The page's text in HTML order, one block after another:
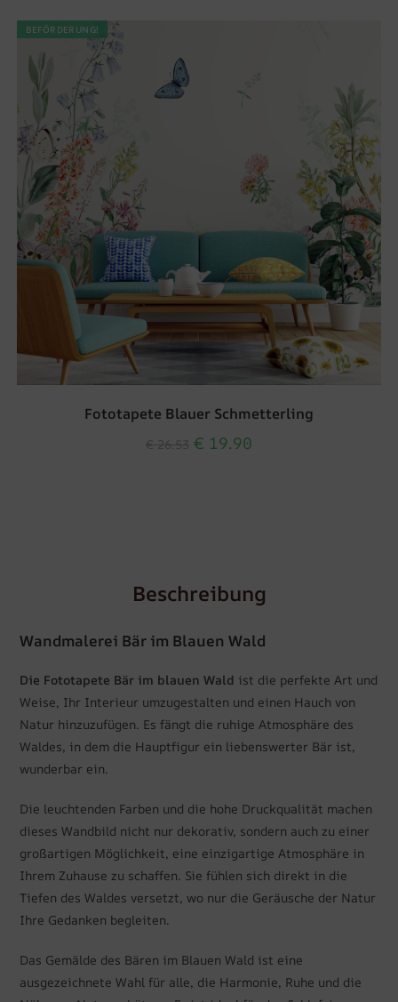
BEFÖRDERUNG!
Fototapete Blauer Schmetterling
€ 19.90
Beschreibung
Wandmalerei Bär im Blauen Wald
Die Fototapete Bär im blauen Wald ist die perfekte Art und
Weise, Ihr Interieur umzugestalten und einen Hauch von
Natur hinzuzufügen. Es fängt die ruhige Atmosphäre des
Waldes, in dem die Hauptfigur ein liebenswerter Bär ist,
wunderbar ein.
Die leuchtenden Farben und die hohe Druckqualität machen
dieses Wandbild nicht nur dekorativ, sondern auch zu einer
großartigen Möglichkeit, eine einzigartige Atmosphäre in
Ihrem Zuhause zu schaffen. Sie fühlen sich direkt in die
Tiefen des Waldes versetzt, wo nur die Geräusche der Natur
Ihre Gedanken begleiten.
Das Gemälde des Bären im Blauen Wald ist eine
ausgezeichnete Wahl für alle, die Harmonie, Ruhe und die